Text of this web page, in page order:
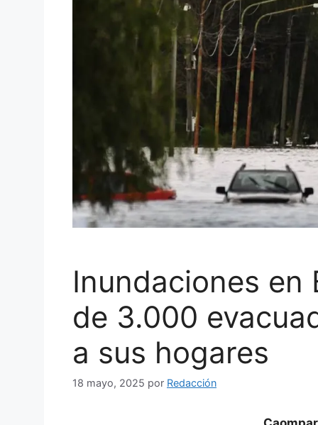
Inundaciones en
de 3.000
a sus hogares
18 mayo, 2025 por Redacción